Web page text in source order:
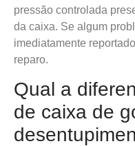
pressão controlada
da caixa. Se algum
imediatamente
reparo.
Qual a
de caixa de